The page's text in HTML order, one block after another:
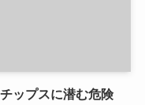
ップスに潜む危険